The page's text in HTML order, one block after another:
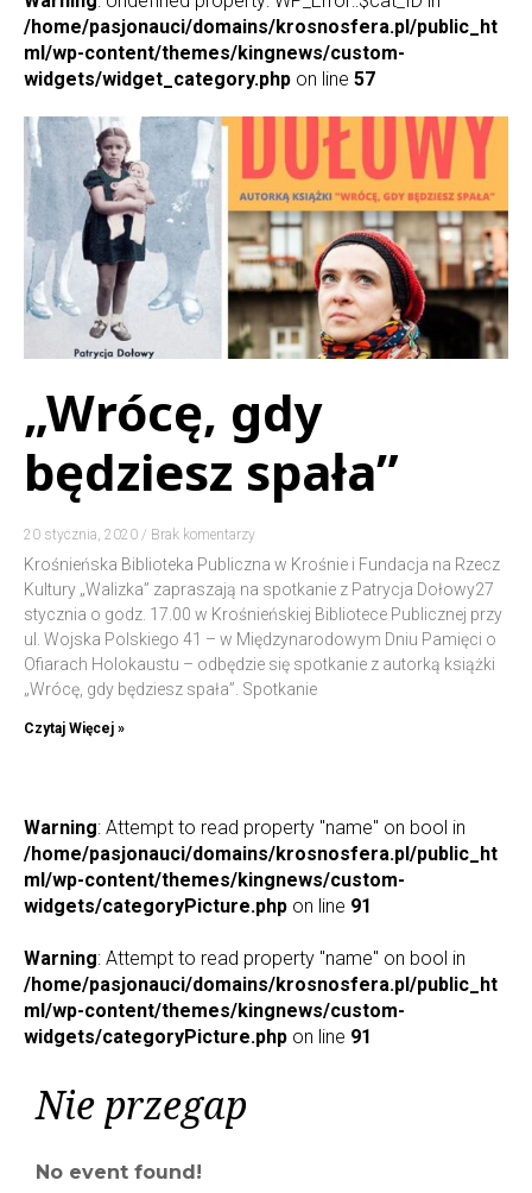
/home/pasjonauci/domains/krosnosfera.pl/public_ht
ml/wp-content/themes/kingnews/custom-
widgets/widget_category.php on line 57
„Wrócę, gdy
będziesz spała”
20 stycznia, 2020 Brak komentarzy
Krośnieńska Biblioteka Publiczna w Krośnie i Fundacja na Rzecz
Kultury „Walizka” zapraszają na spotkanie z Patrycja Dołowy27
stycznia o godz. 17.00 w Krośnieńskiej Bibliotece Publicznej przy
ul. Wojska Polskiego 41 – w Międzynarodowym Dniu Pamięci o
Ofiarach Holokaustu – odbędzie się spotkanie z autorką książki
„Wrócę, gdy będziesz spała”. Spotkanie
Czytaj Więcej »
Warning: Attempt to read property "name" on bool in
/home/pasjonauci/domains/krosnosfera.pl/public_ht
ml/wp-content/themes/kingnews/custom-
widgets/categoryPicture.php on line 91
Warning: Attempt to read property "name" on bool in
/home/pasjonauci/domains/krosnosfera.pl/public_ht
ml/wp-content/themes/kingnews/custom-
widgets/categoryPicture.php on line 91
Nie przegap
No event found!